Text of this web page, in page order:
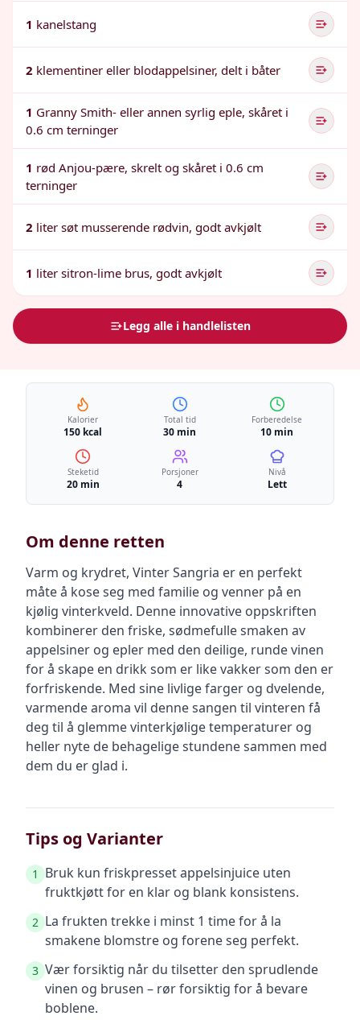
1 kanelstang
2 klementiner eller blodappelsiner, delt i båter
1 Granny Smith- eller annen syrlig eple, skåret i
0.6 cm terninger
1 rød Anjou-pære, skrelt og skåret i 0.6 cm
terninger
2 liter søt musserende rødvin, godt avkjølt
1 liter sitron-lime brus, godt avkjølt
Legg alle i handlelisten
Kalorier
150 kcal
Total tid
30 min
Forberedelse
10 min
Steketid
20 min
Porsjoner
4
Nivå
Lett
Om denne retten
Varm og krydret, Vinter Sangria er en perfekt
måte å kose seg med familie og venner på en
kjølig vinterkveld. Denne innovative oppskriften
kombinerer den friske, sødmefulle smaken av
appelsiner og epler med den deilige, runde vinen
for å skape en drikk som er like vakker som den er
forfriskende. Med sine livlige farger og dvelende,
varmende aroma vil denne sangen til vinteren få
deg til å glemme vinterkjølige temperaturer og
heller nyte de behagelige stundene sammen med
dem du er glad i.
Tips og Varianter
1
Bruk kun friskpresset appelsinjuice uten
fruktkjøtt for en klar og blank konsistens.
2 La frukten trekke i minst 1 time for å la
smakene blomstre og forene seg perfekt.
3 Vær forsiktig når du tilsetter den sprudlende
vinen og brusen – rør forsiktig for å bevare
boblene.